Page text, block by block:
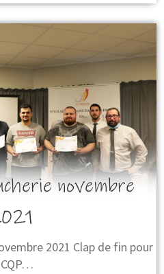
novembre
2021 Clap de fin pour